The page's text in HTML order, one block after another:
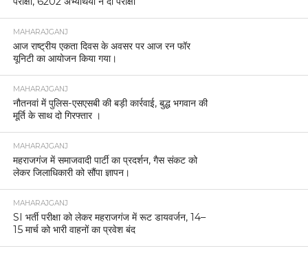
MAHARAJGANJ
आज राष्ट्रीय एकता दिवस के अवसर पर आज रन फॉर
यूनिटी का आयोजन किया गया।
MAHARAJGANJ
नौतनवां में पुलिस-एसएसबी की बड़ी कार्रवाई, बुद्ध भगवान की
मूर्ति के साथ दो गिरफ्तार ।
MAHARAJGANJ
महराजगंज में समाजवादी पार्टी का प्रदर्शन, गैस संकट को
लेकर जिलाधिकारी को सौंपा ज्ञापन।
MAHARAJGANJ
SI भर्ती परीक्षा को लेकर महराजगंज में रूट डायवर्जन, 14–
15 मार्च को भारी वाहनों का प्रवेश बंद